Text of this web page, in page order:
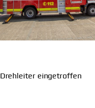
eingetroffen